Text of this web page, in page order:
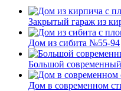
Закрытый гараж из
Дом из сибита №55-94
Большой современный
Дом в современном